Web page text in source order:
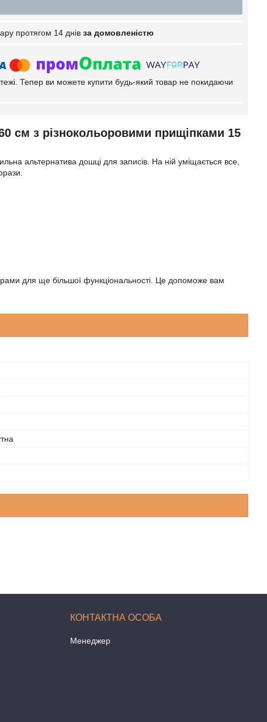
протягом 14 днів за домовленістю
Тепер ви можете купити будь-який товар не покидаючи
см з різнокольоровими прищіпками 15
альтернатива дошці для записів. На ній уміщається все,
для ще більшої функціональності. Це допоможе вам
Менеджер